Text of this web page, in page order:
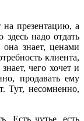
на презентацию, а
здесь надо отдать
знает, ценами
клиента,
чего хочет и
продавать ему
Тут, несомненно,
Есть чутье, есть